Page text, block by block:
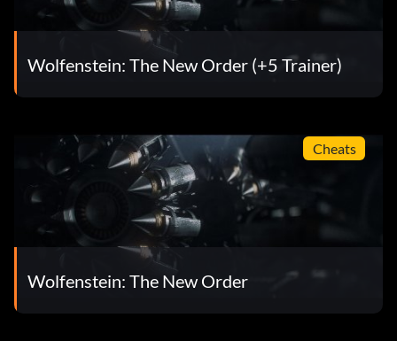
Wolfenstein: The New Order (+5 Trainer)
Cheats
Wolfenstein: The New Order